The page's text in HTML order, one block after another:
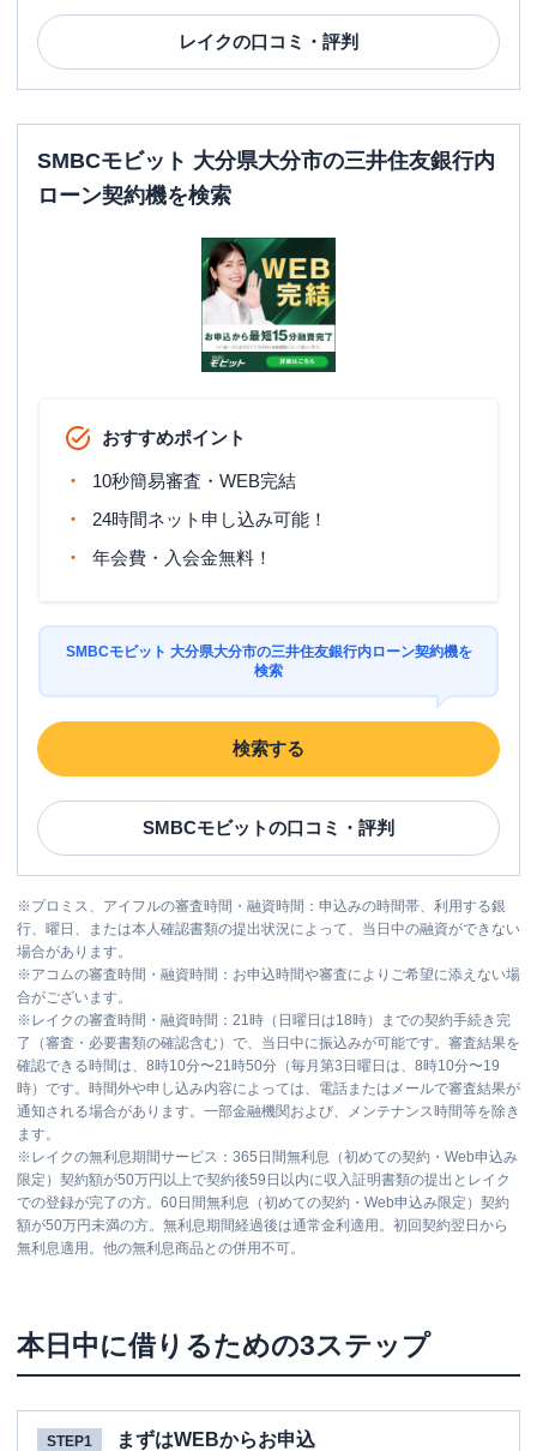
レイクの口コミ・評判
SMBCモビット 大分県大分市の三井住友銀行内
ローン契約機を検索
おすすめポイント
10秒簡易審査・WEB完結
24時間ネット申し込み可能！
年会費・入会金無料！
SMBCモビット 大分県大分市の三井住友銀行内ローン契約機を
検索
検索する
SMBCモビットの口コミ・評判
※プロミス、アイフルの審査時間・融資時間：申込みの時間帯、利用する銀
行、曜日、または本人確認書類の提出状況によって、当日中の融資ができない
場合があります。
※アコムの審査時間・融資時間：お申込時間や審査によりご希望に添えない場
合がございます。
※ レイクの審査時間・融資時間：21時（日曜日は18時）までの契約手続き完
了（審査・必要書類の確認含む）で、当日中に振込みが可能です。審査結果を
確認できる時間は、8時10分〜21時50分（毎月第3日曜日は、8時10分〜19
時）です。時間外や申し込み内容によっては、電話またはメールで審査結果が
通知される場合があります。一部金融機関および、メンテナンス時間等を除き
ます。
※ レイクの無利息期間サービス：365日間無利息（初めての契約・Web申込み
限定）契約額が50万円以上で契約後59日以内に収入証明書類の提出とレイク
での登録が完了の方。60日間無利息（初めての契約・Web申込み限定）契約
額が50万円未満の方。無利息期間経過後は通常金利適用。初回契約翌日から
無利息適用。他の無利息商品との併用不可。
本日中に借りるための3ステップ
STEP1 まずはWEBからお申込